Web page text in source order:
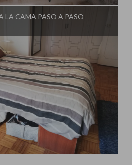
LA CAMA PASO A PASO
El Taller de Ire